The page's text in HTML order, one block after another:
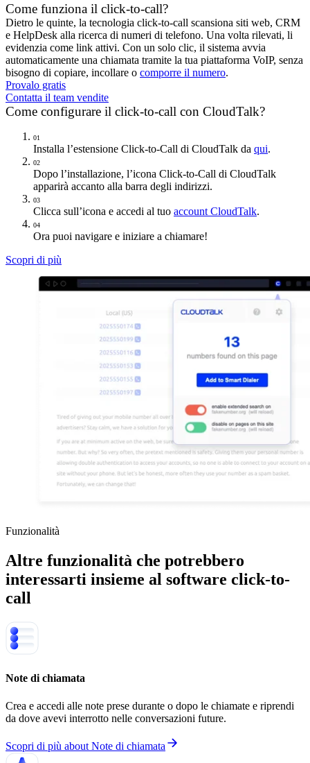
Come funziona il click-to-call?
Dietro le quinte, la tecnologia click-to-call scansiona siti web, CRM
e HelpDesk alla ricerca di numeri di telefono. Una volta rilevati, li
evidenzia come link attivi. Con un solo clic, il sistema avvia
automaticamente una chiamata tramite la tua piattaforma VoIP, senza
bisogno di copiare, incollare o comporre il numero.
Provalo gratis
Contatta il team vendite
Come configurare il click-to-call con CloudTalk?
01
Installa l’estensione Click-to-Call di CloudTalk da qui.
02
Dopo l’installazione, l’icona Click-to-Call di CloudTalk
apparirà accanto alla barra degli indirizzi.
03
Clicca sull’icona e accedi al tuo account CloudTalk.
04
Ora puoi navigare e iniziare a chiamare!
Scopri di più
Funzionalità
Altre funzionalità che potrebbero
interessarti insieme al software click-to-
call
Note di chiamata
Crea e accedi alle note prese durante o dopo le chiamate e riprendi
da dove avevi interrotto nelle conversazioni future.
Scopri di più about Note di chiamata